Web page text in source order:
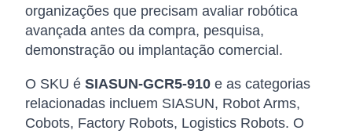
organizações que precisam avaliar robótica
avançada antes da compra, pesquisa,
demonstração ou implantação comercial.
O SKU é SIASUN-GCR5-910 e as categorias
relacionadas incluem SIASUN, Robot Arms,
Cobots, Factory Robots, Logistics Robots. O